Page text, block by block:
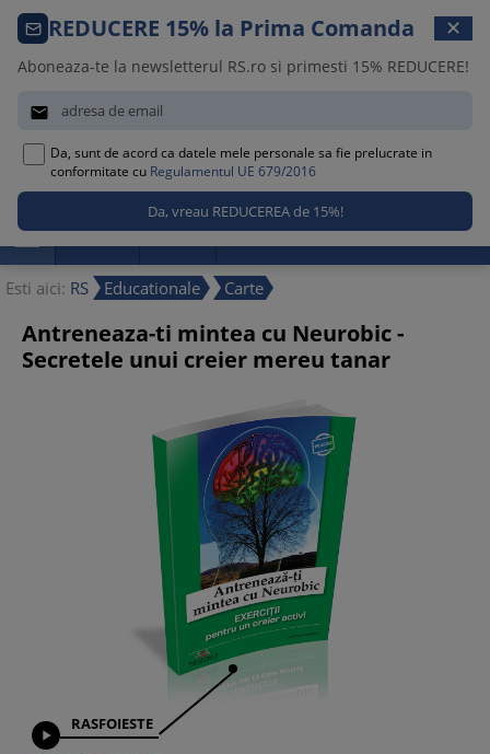
Comanda telefonica · 021 209 45 12

 Promotii Noutati Reduceri
Esti aici: RS Educationale Carte
REDUCERE 15% la Prima Comanda ✕
Aboneaza-te la newsletterul RS.ro si primesti 15% REDUCERE!

Da, sunt de acord ca datele mele personale sa fie prelucrate in
conformitate cu Regulamentul UE 679/2016
Antreneaza-ti mintea cu Neurobic -
Secretele unui creier mereu tanar

RASFOIESTE